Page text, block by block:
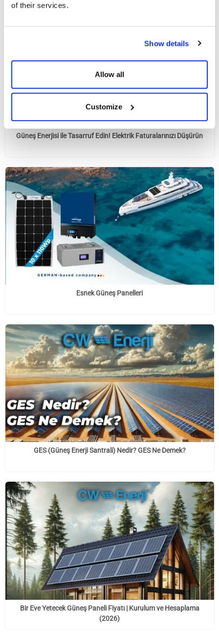
of their services.
Show details
Allow all
Customize
Güneş Enerjisi ile Tasarruf Edin! Elektrik Faturalarınızı Düşürün
Esnek Güneş Panelleri
GES (Güneş Enerji Santrali) Nedir? GES Ne Demek?
Bir Eve Yetecek Güneş Paneli Fiyatı | Kurulum ve Hesaplama
(2026)